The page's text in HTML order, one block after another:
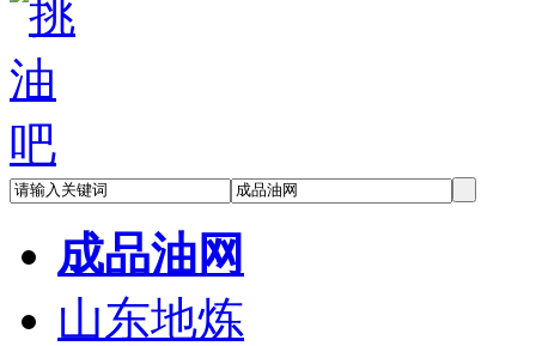
成品油网
山东地炼